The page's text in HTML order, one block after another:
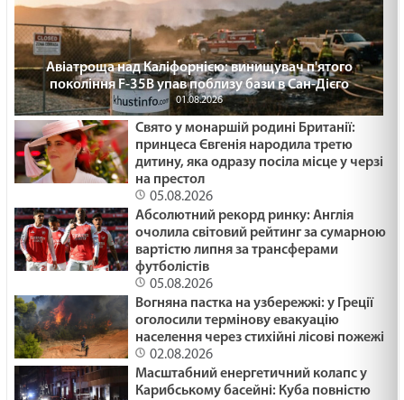
Авіатроща над Каліфорнією: винищувач п'ятого
покоління F-35B упав поблизу бази в Сан-Дієго
01.08.2026
Свято у монаршій родині Британії:
принцеса Євгенія народила третю
дитину, яка одразу посіла місце у черзі
на престол
05.08.2026
Абсолютний рекорд ринку: Англія
очолила світовий рейтинг за сумарною
вартістю липня за трансферами
футболістів
05.08.2026
Вогняна пастка на узбережжі: у Греції
оголосили термінову евакуацію
населення через стихійні лісові пожежі
02.08.2026
Масштабний енергетичний колапс у
Карибському басейні: Куба повністю